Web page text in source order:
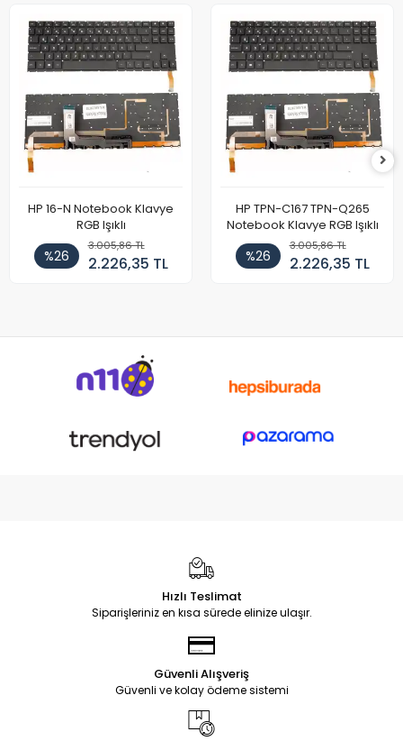
HP 16-N Notebook Klavye
RGB Işıklı
%26
3.005,86 TL
2.226,35 TL
HP TPN-C167 TPN-Q265
Notebook Klavye RGB Işıklı
%26
3.005,86 TL
2.226,35 TL
Hızlı Teslimat
Siparişleriniz en kısa sürede elinize ulaşır.
Güvenli Alışveriş
Güvenli ve kolay ödeme sistemi